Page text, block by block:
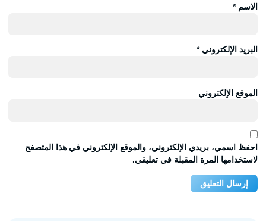
الاسم*
البريد الإلكتروني*
الموقع الإلكتروني
احفظ اسمي، بريدي الإلكتروني، والموقع الإلكتروني في هذا المتصفح
لاستخدامها المرة المقبلة في تعليقي.